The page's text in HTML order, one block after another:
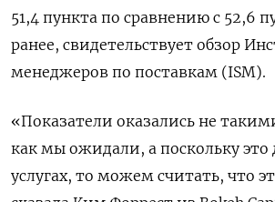
51,4 пункта по сравнению с 52,6
ранее, свидетельствует обзор
менеджеров по поставкам (ISM).
«Показатели оказались не
как мы ожидали, а поскольку это
услугах, то можем считать, что